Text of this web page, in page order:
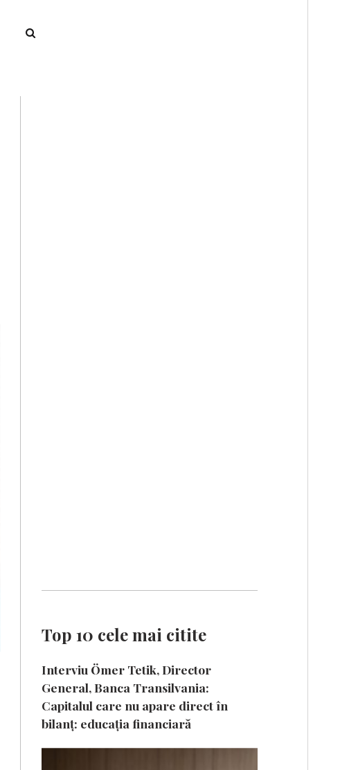
Top 10 cele mai citite
Interviu Ömer Tetik, Director
General, Banca Transilvania:
Capitalul care nu apare direct în
bilanț: educația financiară